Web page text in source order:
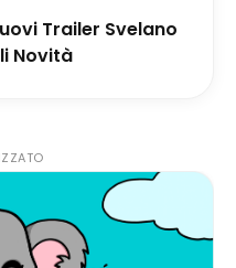
Trailer Svelano
Novità